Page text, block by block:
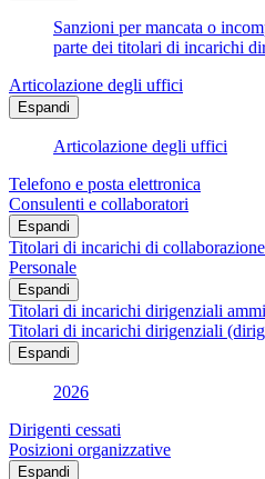
Sanzioni per mancata o
parte dei titolari di incarichi
Articolazione degli uffici
Espandi
Articolazione degli uffici
Telefono e posta elettronica
Consulenti e collaboratori
Espandi
Titolari di incarichi di
Personale
Espandi
Titolari di incarichi dirigenziali
Titolari di incarichi dirigenziali
Espandi
2026
Dirigenti cessati
Posizioni organizzative
Espandi